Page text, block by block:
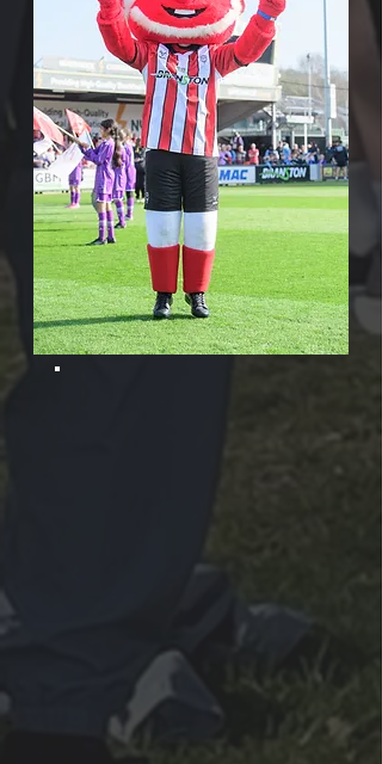
GAUTI PASLAUGAS!
A
Vedite savo renginį ir
darykite tai, kas jums
patinka. Nesvarbu, ar tai
diskoteka, ar užeigos
viktorina, ar jūsų pačių
mini kavos rytas,
praneškite mums ir mes
galime jums tai pateikti